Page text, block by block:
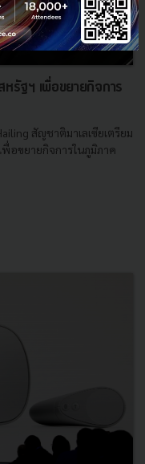
รัฐฯ เพื่อขยายกิจการ
สัญชาติมาเลเซียเตรียม
อขยายกิจการในภูมิภาค